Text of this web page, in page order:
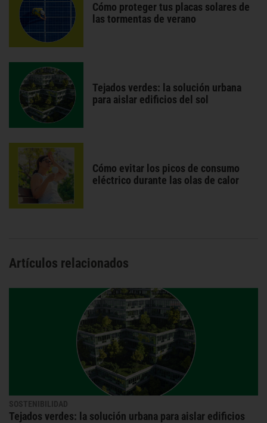
Cómo proteger tus placas solares de
las tormentas de verano
Tejados verdes: la solución urbana
para aislar edificios del sol
Cómo evitar los picos de consumo
eléctrico durante las olas de calor
Artículos relacionados
SOSTENIBILIDAD
Tejados verdes: la solución urbana para aislar edificios